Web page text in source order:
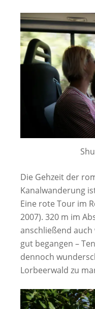
Die Gehzeit der
Kanalwanderung
Eine rote Tour im
2007). 320 m im
anschließend
gut begangen –
dennoch
Lorbeerwald zu